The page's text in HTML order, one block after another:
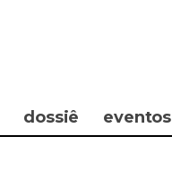
dossiê eventos